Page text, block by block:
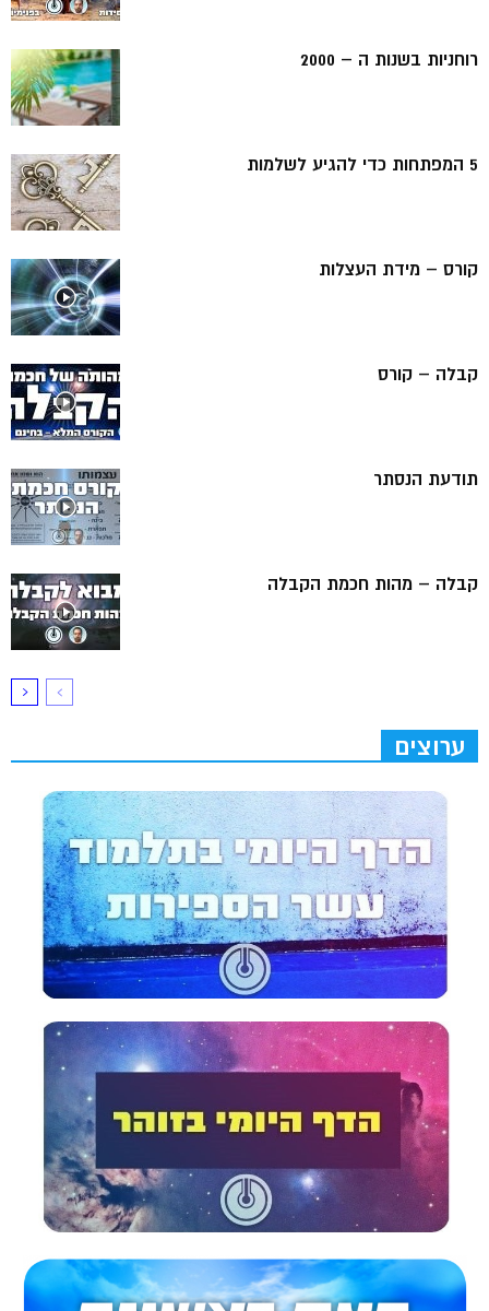
רוחניות בשנות ה – 2000
5 המפתחות כדי להגיע לשלמות
קורס – מידת העצלות
קבלה – קורס
תודעת הנסתר
קבלה – מהות חכמת הקבלה
ערוצים